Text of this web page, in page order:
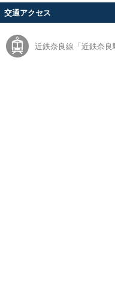
交通アクセス
近鉄奈良線「近鉄奈